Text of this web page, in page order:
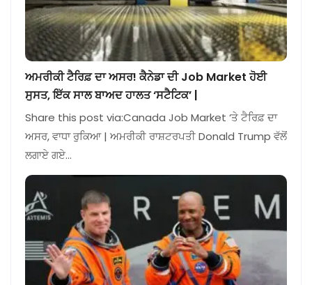
ਅਮਰੀਕੀ ਟੈਰਿਫ਼ ਦਾ ਅਸਰ! ਕੈਨੇਡਾ ਦੀ Job Market ਹੋਈ
ਸੁਸਤ, ਇੱਕ ਸਾਲ ਬਾਅਦ ਹਾਲਤ ‘ਸਟੈਟਿਕ’ |
Share this post via:Canada Job Market ‘ਤੇ ਟੈਰਿਫ਼ ਦਾ
ਅਸਰ, ਵਾਧਾ ਰੁਕਿਆ | ਅਮਰੀਕੀ ਰਾਸ਼ਟਰਪਤੀ Donald Trump ਵੱਲੋਂ
ਲਗਾਏ ਗਏ…